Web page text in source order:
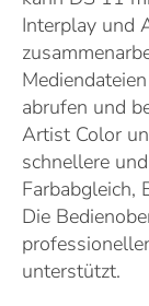
Interplay und
abrufen und
Artist Color
schnellere
Farbabgleich,
Die
unterstützt.